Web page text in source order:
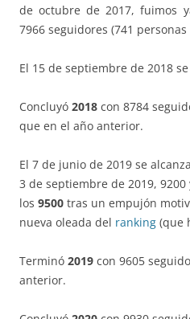
de octubre de 2017, fuimos
7966 seguidores (741 personas
El 15 de septiembre de 2018
Concluyó 2018 con 8784
que en el año anterior.
El 7 de junio de 2019 se
3 de septiembre de 2019,
los 9500 tras un empujón
nueva oleada del ranking (que
Terminó 2019 con 9605
anterior.